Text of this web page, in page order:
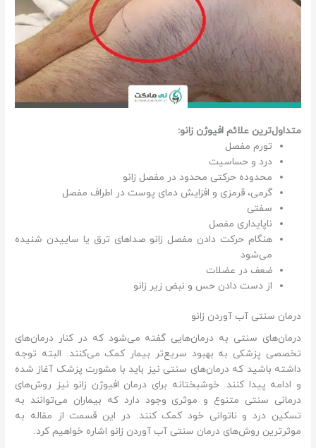
متداول‌ترین علائم افیوژن زانو:
تورم مفصل
درد و حساسیت
محدوده حرکتی محدود در مفصل زانو
گرمی، قرمزی و افزایش دمای پوست در اطراف مفصل
سفتی
ناپایداری مفصل
هنگام حرکت دادن مفصل زانو صداهای ترق یا ساییدن شنیده
می‌شود
ضعف در عضلات
از دست دادن حس و نبض زیر زانو
درمان سنتی آب آوردن زانو
درمان‌های سنتی به درمان‌هایی گفته می‌شود که در کنار درمان‌های
تخصصی پزشکی به بهبود سریع‌تر بیمار کمک می‌کنند. البته توجه
داشته باشید که درمان‌های سنتی نیز باید با مشورت پزشک آغاز شده
و ادامه پیدا کنند. خوشبختانه برای درمان افیوژن زانو نیز روش‌های
درمانی سنتی متنوع و موثری وجود دارد که بیماران می‌توانند به
تسکین درد و ناتوانی خود کمک کنند. در این قسمت از مقاله به
موثرترین روش‌های درمان سنتی آب آوردن زانو اشاره خواهیم کرد.